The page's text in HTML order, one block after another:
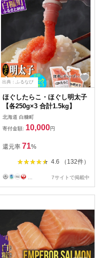
出典：ふるなび
ほぐしたらこ・ほぐし明太子
【各250g×3 合計1.5kg】
北海道 白糠町
寄付金額: 10,000円
還元率 71%
4.6 （132件）
... 7サイトで掲載中